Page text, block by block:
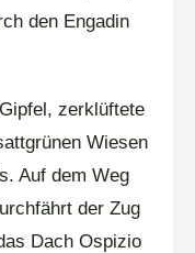
den Engadin
zerklüftete
Wiesen
Auf dem Weg
der Zug
Dach Ospizio